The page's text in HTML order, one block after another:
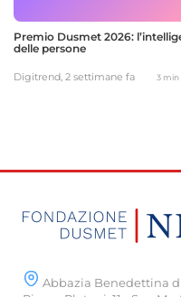
Premio Dusmet 2026:
delle persone
Digitrend, 2 settimane fa 3 min
Abbazia Benedettina